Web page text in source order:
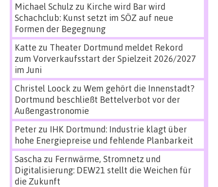
Michael Schulz zu Kirche wird Bar wird
Schachclub: Kunst setzt im SÖZ auf neue
Formen der Begegnung
Katte zu Theater Dortmund meldet Rekord
zum Vorverkaufsstart der Spielzeit 2026/2027
im Juni
Christel Loock zu Wem gehört die Innenstadt?
Dortmund beschließt Bettelverbot vor der
Außengastronomie
Peterzu IHK Dortmund: Industrie klagt über
hohe Energiepreise und fehlende Planbarkeit
Sascha zu Fernwärme, Stromnetz und
Digitalisierung: DEW21 stellt die Weichen für
die Zukunft